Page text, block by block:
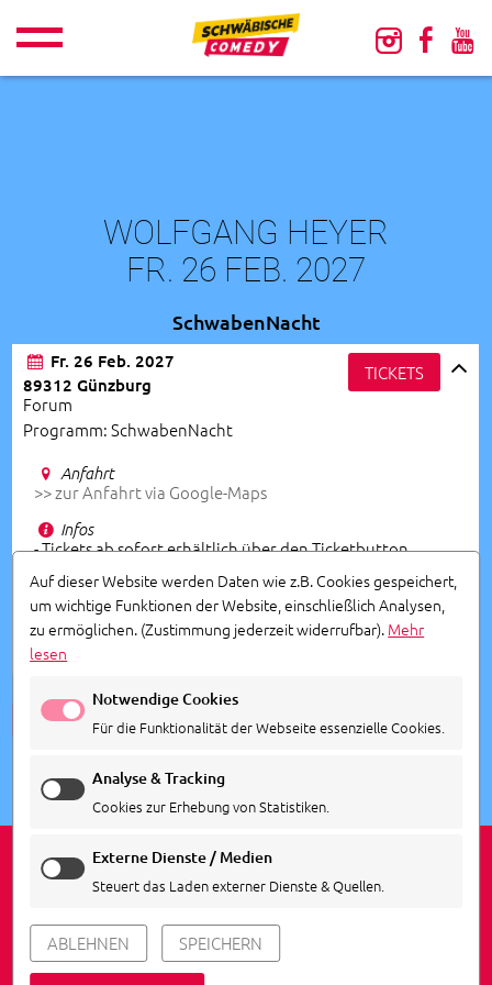
WOLFGANG HEYER
FR. 26 FEB. 2027
SchwabenNacht
Fr. 26 Feb. 2027
89312 Günzburg
Forum
Programm: SchwabenNacht
TICKETS
Anfahrt
>> zur Anfahrt via Google-Maps
Infos
- Tickets ab sofort erhältlich über den Ticketbutton
- Veranstalter: Agentur Siedepunkt
ALLE TERMINE ANSEHEN
IMPRESSUM DATENSCHUTZ
COOKIE EINSTELLUNGEN
© 2026Agentur Siedepunkt
Auf dieser Website werden Daten wie z.B. Cookies gespeichert,
um wichtige Funktionen der Website, einschließlich Analysen,
zu ermöglichen. (Zustimmung jederzeit widerrufbar). Mehr
lesen
Notwendige Cookies
Für die Funktionalität der Webseite essenzielle Cookies.
Analyse & Tracking
Cookies zur Erhebung von Statistiken.
Externe Dienste / Medien
Steuert das Laden externer Dienste & Quellen.
ABLEHNEN SPEICHERN